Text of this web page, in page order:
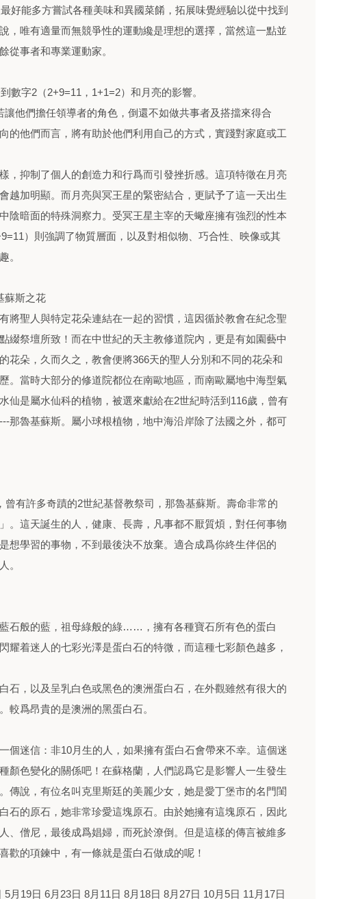
好能多方嘗試各種美味和異國菜餚，拓展味覺經驗以從中找到
，唯有適量而無競爭性的運動纔是理想的選擇，當然這一點並
從事者和專業運動家。
數字2（2+9=11，1+1=2）和月亮的影響。
讓他們擔任領導者的角色，倒還不如做共事者及搭擋來得合
的他們而言，將有助於他們利用自己的方式，實踐對家庭或工
，抑制了個人的創造力和行爲而引發挫折感。這項特徵在月亮
越加明顯。而月亮與冥王星的緊密結合，更賦予了這一天出生
陰暗面的特殊洞察力。受冥王星主宰的天蠍座擁有強烈的性本
）則強調了物質層面，以及對相似物、巧合性、映像或其
。
斯之花
將聖人與特定花朵連結在一起的習慣，這因循於教會在紀念聖
綴祭壇所致！而在中世紀的天主教修道院內，更是有如園藝中
花朵，久而久之，教會便將366天的聖人分別和不同的花朵和
。當時大部分的修道院都位在南歐地區，而南歐屬地中海型氣
仙是屬水仙科的植物，被選來獻給在2世紀時活到116歲，曾有
那魯基蘇斯。屬小球根植物，地中海沿岸除了法國之外，都可
曾有許多奇蹟的2世紀基督教祭司，那魯基蘇斯。壽命非常的
。這天誕生的人，健康、長壽，凡事都不厭質煩，對任何事物
想學習的事物，不到最後決不放棄。適合成爲你終生伴侶的
。
石般的藍，祖母綠般的綠……，擁有各種寶石所有色的蛋白
耀着迷人的七彩光澤是蛋白石的特微，而這種七彩顏色越多，
石，以及呈乳白色或黑色的澳洲蛋白石，在外觀雖然有很大的
較爲昂貴的是澳洲的黑蛋白石。
個迷信：非10月生的人，如果擁有蛋白石會帶來不幸。這個迷
顏色變化的關係吧！在蘇格蘭，人們認爲它是影響人一生發生
傳說，有位名叫克里斯廷的美麗少女，她是愛丁堡市的名門閨
石的原石，她非常珍愛這塊原石。由於她擁有這塊原石，因此
、僧尼，最後成爲娼婦，而死於潦倒。但是這樣的傳言被維多
歡的項鍊中，有一條就是蛋白石做成的呢！
5月19日 6月23日 8月11日 8月18日 8月27日 10月5日 11月17日